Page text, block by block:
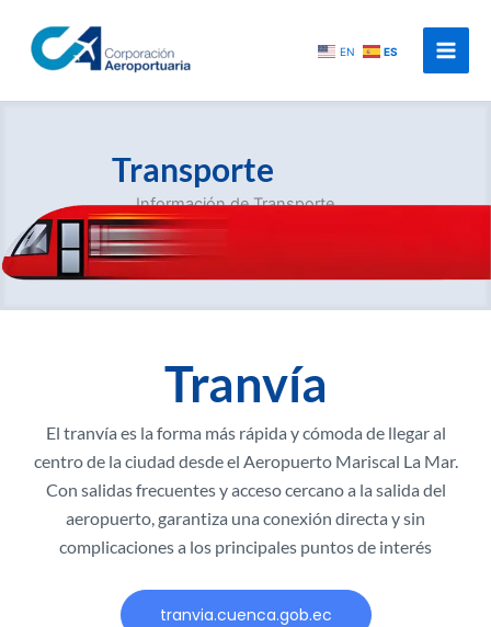
contenido
EN ES
Transporte
Información de Transporte
Tranvía
El tranvía es la forma más rápida y cómoda de llegar al
centro de la ciudad desde el Aeropuerto Mariscal La Mar.
Con salidas frecuentes y acceso cercano a la salida del
aeropuerto, garantiza una conexión directa y sin
complicaciones a los principales puntos de interés
tranvia.cuenca.gob.ec